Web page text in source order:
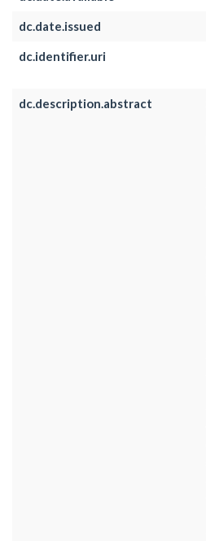
dc.date.issued
dc.identifier.uri
dc.description.abstract